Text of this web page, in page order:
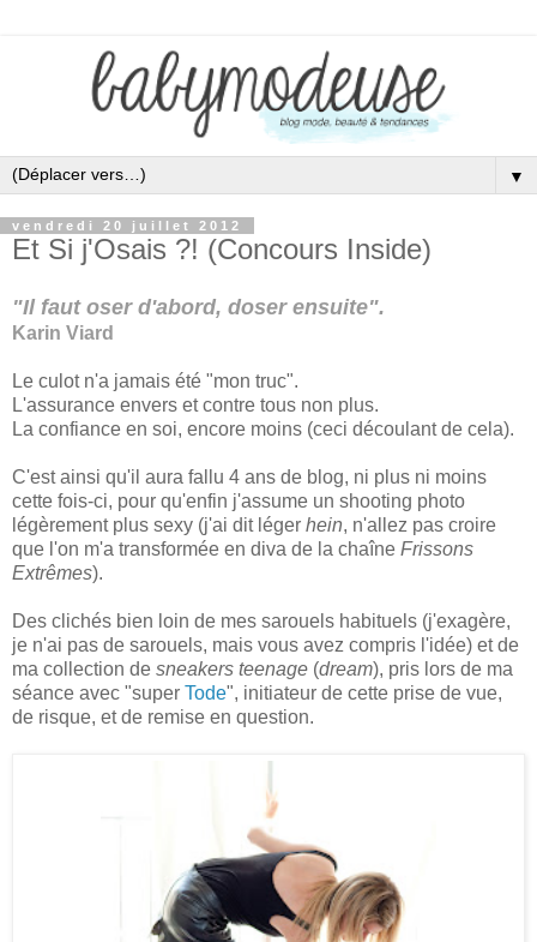
▼
vendredi 20 juillet 2012
Et Si j'Osais ?! (Concours Inside)
"Il faut oser d'abord, doser ensuite".
Karin Viard
Le culot n'a jamais été "mon truc".
L'assurance envers et contre tous non plus.
La confiance en soi, encore moins (ceci découlant de cela).
C'est ainsi qu'il aura fallu 4 ans de blog, ni plus ni moins
cette fois-ci, pour qu'enfin j'assume un shooting photo
légèrement plus sexy (j'ai dit léger hein, n'allez pas croire
que l'on m'a transformée en diva de la chaîne Frissons
Extrêmes).
Des clichés bien loin de mes sarouels habituels (j'exagère,
je n'ai pas de sarouels, mais vous avez compris l'idée) et de
ma collection de sneakers teenage (dream), pris lors de ma
séance avec "super Tode", initiateur de cette prise de vue,
de risque, et de remise en question.